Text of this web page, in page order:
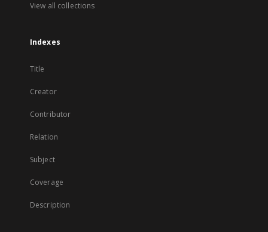
View all collections
Indexes
Title
Creator
Contributor
Relation
Subject
Coverage
Description